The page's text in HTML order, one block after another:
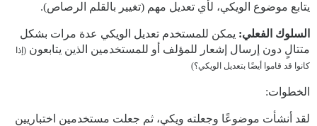
يتابع موضوع الويكي، لأي تعديل مهم (تغيير بالقلم الرصاص).
السلوك الفعلي: يمكن للمستخدم تعديل الويكي عدة مرات بشكل
متتالٍ دون إرسال إشعار للمؤلف أو للمستخدمين الذين يتابعون (إذا
كانوا قد قاموا أيضًا بتعديل الويكي؟)
الخطوات:
لقد أنشأت موضوعًا وجعلته ويكي، ثم جعلت مستخدمين اختباريين